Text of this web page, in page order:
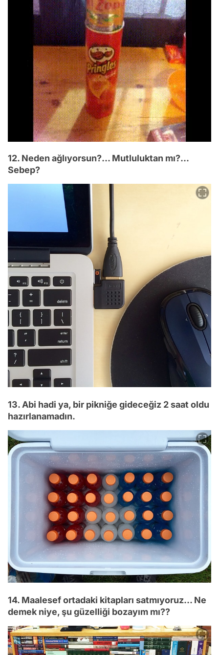
12. Neden ağlıyorsun?... Mutluluktan mı?...
Sebep?
13. Abi hadi ya, bir pikniğe gideceğiz 2 saat oldu
hazırlanamadın.
14. Maalesef ortadaki kitapları satmıyoruz... Ne
demek niye, şu güzelliği bozayım mı??